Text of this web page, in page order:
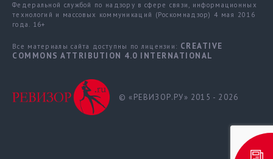
Федеральной службой по надзору в сфере связи, информационных
технологий и массовых коммуникаций (Роскомнадзор) 4 мая 2016
года. 16+
Все материалы сайта доступны по лицензии: CREATIVE
COMMONS ATTRIBUTION 4.0 INTERNATIONAL
© «РЕВИЗОР.РУ» 2015 - 2026